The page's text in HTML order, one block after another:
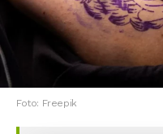
Foto: Freepik